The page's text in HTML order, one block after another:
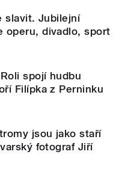
slavit. Jubilejní
operu, divadlo, sport
spojí hudbu
Filípka z Perninku
jsou jako staří
fotograf Jiří